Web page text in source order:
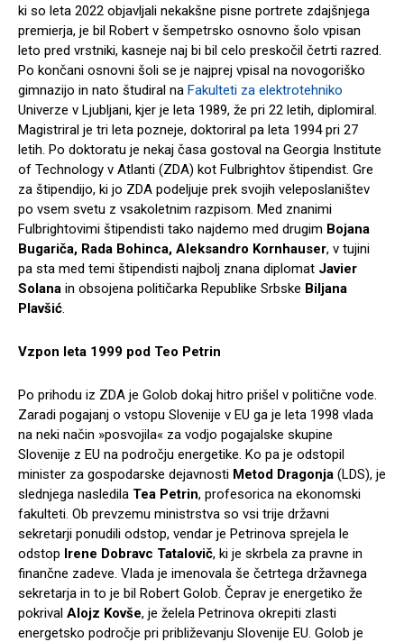
ki so leta 2022 objavljali nekakšne pisne portrete zdajšnjega
premierja, je bil Robert v šempetrsko osnovno šolo vpisan
leto pred vrstniki, kasneje naj bi bil celo preskočil četrti razred.
Po končani osnovni šoli se je najprej vpisal na novogoriško
gimnazijo in nato študiral na Fakulteti za elektrotehniko
Univerze v Ljubljani, kjer je leta 1989, že pri 22 letih, diplomiral.
Magistriral je tri leta pozneje, doktoriral pa leta 1994 pri 27
letih. Po doktoratu je nekaj časa gostoval na Georgia Institute
of Technology v Atlanti (ZDA) kot Fulbrightov štipendist. Gre
za štipendijo, ki jo ZDA podeljuje prek svojih veleposlaništev
po vsem svetu z vsakoletnim razpisom. Med znanimi
Fulbrightovimi štipendisti tako najdemo med drugim Bojana
Bugariča, Rada Bohinca, Aleksandro Kornhauser, v tujini
pa sta med temi štipendisti najbolj znana diplomat Javier
Solana in obsojena političarka Republike Srbske Biljana
Plavšić
Vzpon leta 1999 pod Teo Petrin
Po prihodu iz ZDA je Golob dokaj hitro prišel v politične vode.
Zaradi pogajanj o vstopu Slovenije v EU ga je leta 1998 vlada
na neki način »posvojila« za vodjo pogajalske skupine
Slovenije z EU na področju energetike. Ko pa je odstopil
minister za gospodarske dejavnosti Metod Dragonja (LDS), je
slednjega nasledila Tea Petrin, profesorica na ekonomski
fakulteti. Ob prevzemu ministrstva so vsi trije državni
sekretarji ponudili odstop, vendar je Petrinova sprejela le
odstop Irene Dobravc Tatalovič, ki je skrbela za pravne in
finančne zadeve. Vlada je imenovala še četrtega državnega
sekretarja in to je bil Robert Golob. Čeprav je energetiko že
pokrival Alojz Kovše, je želela Petrinova okrepiti zlasti
energetsko področje pri približevanju Slovenije EU. Golob je